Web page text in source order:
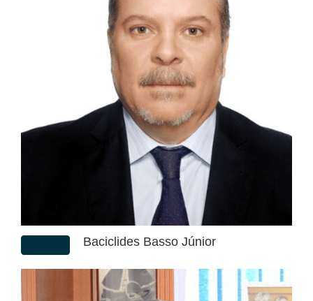
Baciclides Basso Júnior